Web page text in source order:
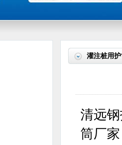
灌注桩用
清远
筒厂